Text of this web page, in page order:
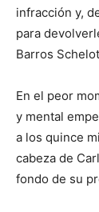
infracción y,
para
Barros
En el peor
y mental
a los quince
cabeza de
fondo de su